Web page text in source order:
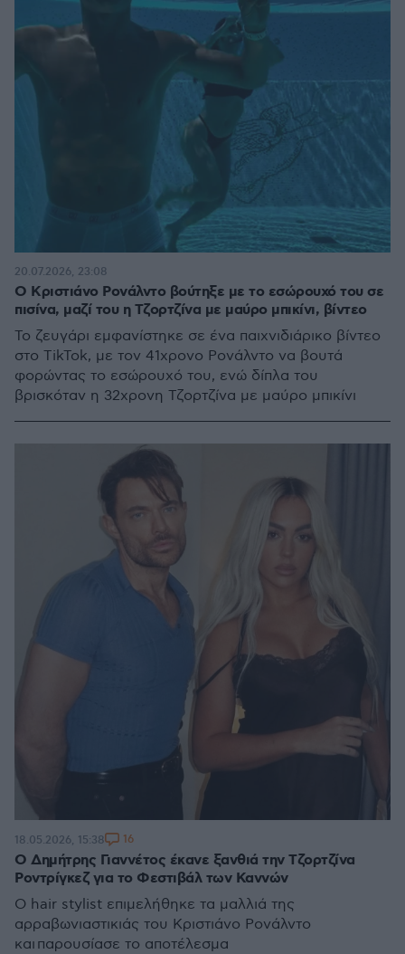
Ο Κριστιάνο Ρονάλντο βούτηξε με το εσώρουχό του σε
πισίνα, μαζί του η Τζορτζίνα με μαύρο μπικίνι, βίντεο
Το ζευγάρι εμφανίστηκε σε ένα παιχνιδιάρικο βίντεο
στο TikTok, με τον 41χρονο Ρονάλντο να βουτά
φορώντας το εσώρουχό του, ενώ δίπλα του
βρισκόταν η 32χρονη Τζορτζίνα με μαύρο μπικίνι
20.07.2026, 23:08
Ο Δημήτρης Γιαννέτος έκανε ξανθιά την Τζορτζίνα
Ροντρίγκεζ για το Φεστιβάλ των Καννών
O hair stylist επιμελήθηκε τα μαλλιά της
αρραβωνιαστικιάς του Κριστιάνο Ρονάλντο
και παρουσίασε το αποτέλεσμα
18.05.2026, 15:38 16